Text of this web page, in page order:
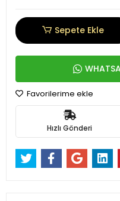
Sepete Ekle
Favorilerime ekle
Hızlı Gönderi